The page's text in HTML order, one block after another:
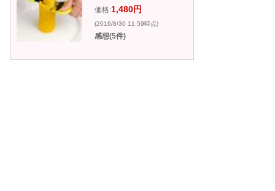
価格:1,480円
(2016/8/30 11:59時点)
感想(5件)